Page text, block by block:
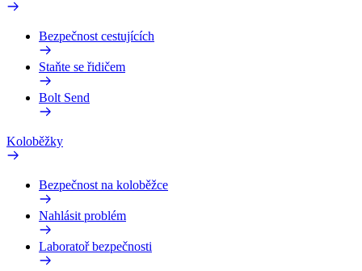
Bezpečnost cestujících
Staňte se řidičem
Bolt Send
Koloběžky
Bezpečnost na koloběžce
Nahlásit problém
Laboratoř bezpečnosti